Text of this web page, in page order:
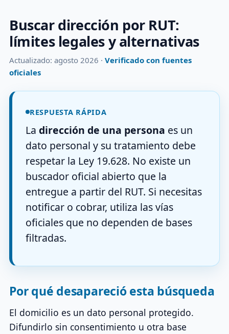
Buscar dirección por RUT:
límites legales y alternativas
Actualizado: agosto 2026 · Verificado con fuentes
oficiales
RESPUESTA RÁPIDA
La dirección de una persona es un
dato personal y su tratamiento debe
respetar la Ley 19.628. No existe un
buscador oficial abierto que la
entregue a partir del RUT. Si necesitas
notificar o cobrar, utiliza las vías
oficiales que no dependen de bases
filtradas.
Por qué desapareció esta búsqueda
El domicilio es un dato personal protegido.
Difundirlo sin consentimiento u otra base